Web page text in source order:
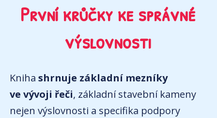
První krůčky ke správné
výslovnosti
Kniha shrnuje základní mezníky
ve vývoji řeči, základní stavební kameny
nejen výslovnosti a specifika podpory